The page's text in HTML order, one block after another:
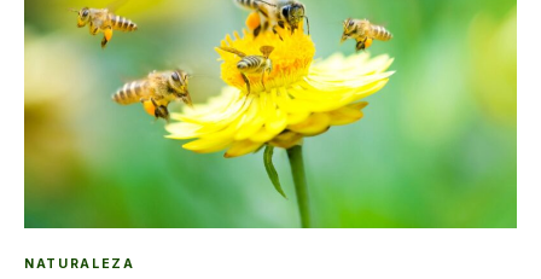
NATURALEZA